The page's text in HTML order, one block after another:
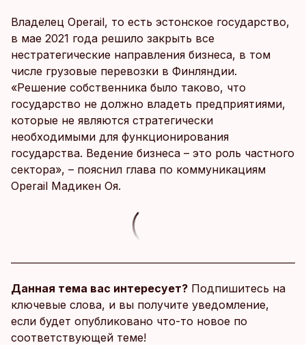
Владелец Operail, то есть эстонское государство,
в мае 2021 года решило закрыть все
нестратегические направления бизнеса, в том
числе грузовые перевозки в Финляндии.
«Решение собственника было таково, что
государство не должно владеть предприятиями,
которые не являются стратегически
необходимыми для функционирования
государства. Ведение бизнеса – это роль частного
сектора», – пояснил глава по коммуникациям
Operail Мадикен Оя.
Данная тема вас интересует? Подпишитесь на
ключевые слова, и вы получите уведомление,
если будет опубликовано что-то новое по
соответствующей теме!